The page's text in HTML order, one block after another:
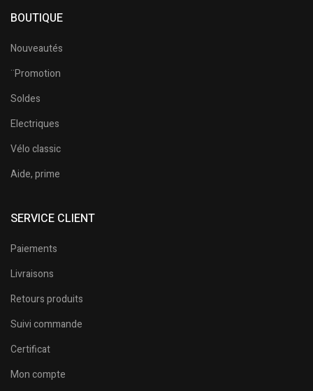
BOUTIQUE
Nouveautés
¨Promotion
Soldes
Electriques
Vélo classic
Aide, prime
SERVICE CLIENT
Paiements
Livraisons
Retours produits
Suivi commande
Certificat
Mon compte